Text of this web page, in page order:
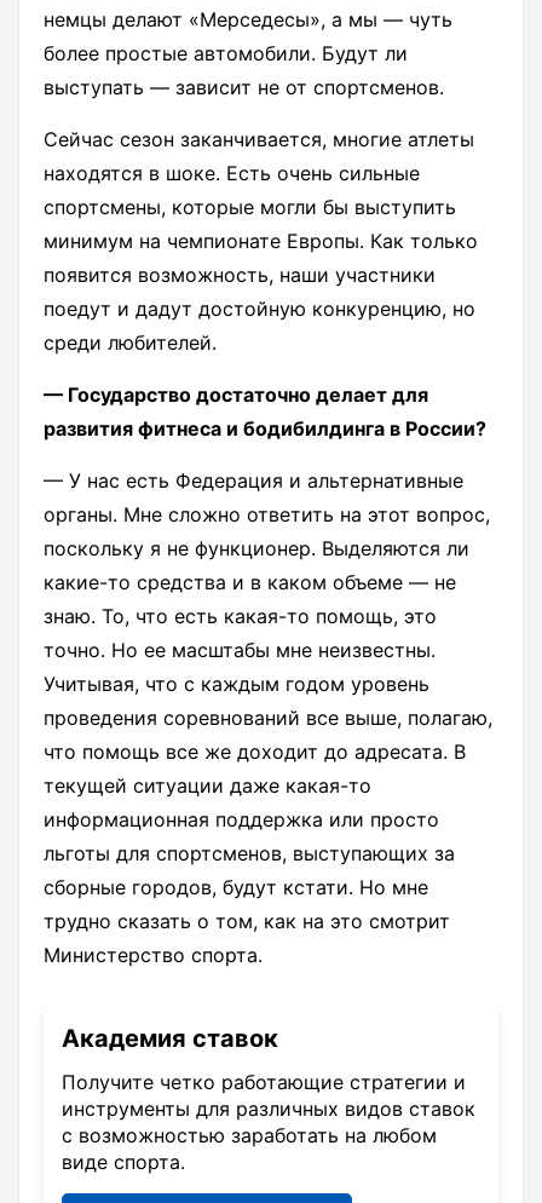
немцы делают «Мерседесы», а мы — чуть
более простые автомобили. Будут ли
выступать — зависит не от спортсменов.
Сейчас сезон заканчивается, многие атлеты
находятся в шоке. Есть очень сильные
спортсмены, которые могли бы выступить
минимум на чемпионате Европы. Как только
появится возможность, наши участники
поедут и дадут достойную конкуренцию, но
среди любителей.
— Государство достаточно делает для
развития фитнеса и бодибилдинга в России?
— У нас есть Федерация и альтернативные
органы. Мне сложно ответить на этот вопрос,
поскольку я не функционер. Выделяются ли
какие-то средства и в каком объеме — не
знаю. То, что есть какая-то помощь, это
точно. Но ее масштабы мне неизвестны.
Учитывая, что с каждым годом уровень
проведения соревнований все выше, полагаю,
что помощь все же доходит до адресата. В
текущей ситуации даже какая-то
информационная поддержка или просто
льготы для спортсменов, выступающих за
сборные городов, будут кстати. Но мне
трудно сказать о том, как на это смотрит
Министерство спорта.
Академия ставок
Получите четко работающие стратегии и
инструменты для различных видов ставок
с возможностью заработать на любом
виде спорта.